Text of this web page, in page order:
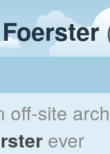
off-site
ever